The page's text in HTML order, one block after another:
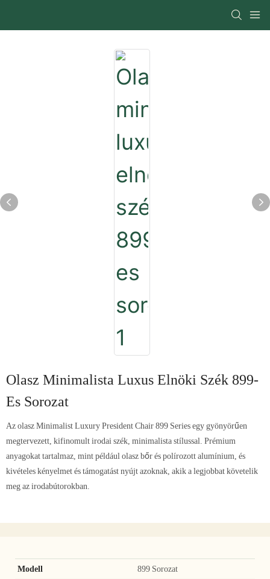
Olasz Minimalista Luxus Elnöki Szék 899-
Es Sorozat
Az olasz Minimalist Luxury President Chair 899 Series egy gyönyörűen
megtervezett, kifinomult irodai szék, minimalista stílussal. Prémium
anyagokat tartalmaz, mint például olasz bőr és polírozott alumínium, és
kivételes kényelmet és támogatást nyújt azoknak, akik a legjobbat követelik
meg az irodabútorokban.
Modell 899 Sorozat